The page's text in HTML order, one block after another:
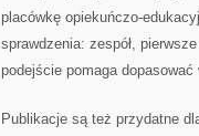
placówkę opiekuńczo-
sprawdzenia: zespół,
podejście pomaga
Publikacje są też przydatne